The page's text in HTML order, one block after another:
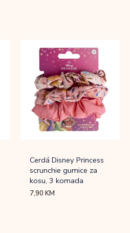
Cerdá Disney Princess
scrunchie gumice za
kosu, 3 komada
7,90KM